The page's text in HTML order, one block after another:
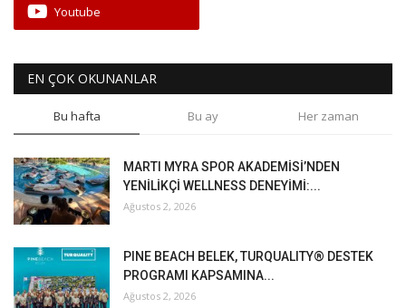
Youtube
EN ÇOK OKUNANLAR
Bu hafta Bu ay Her zaman
MARTI MYRA SPOR AKADEMİSİ’NDEN
YENİLİKÇİ WELLNESS DENEYİMİ:...
Ağustos 2, 2026
PINE BEACH BELEK, TURQUALITY® DESTEK
PROGRAMI KAPSAMINA...
Ağustos 2, 2026